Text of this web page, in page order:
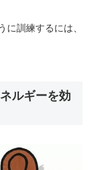
に訓練するには、
ルギーを効